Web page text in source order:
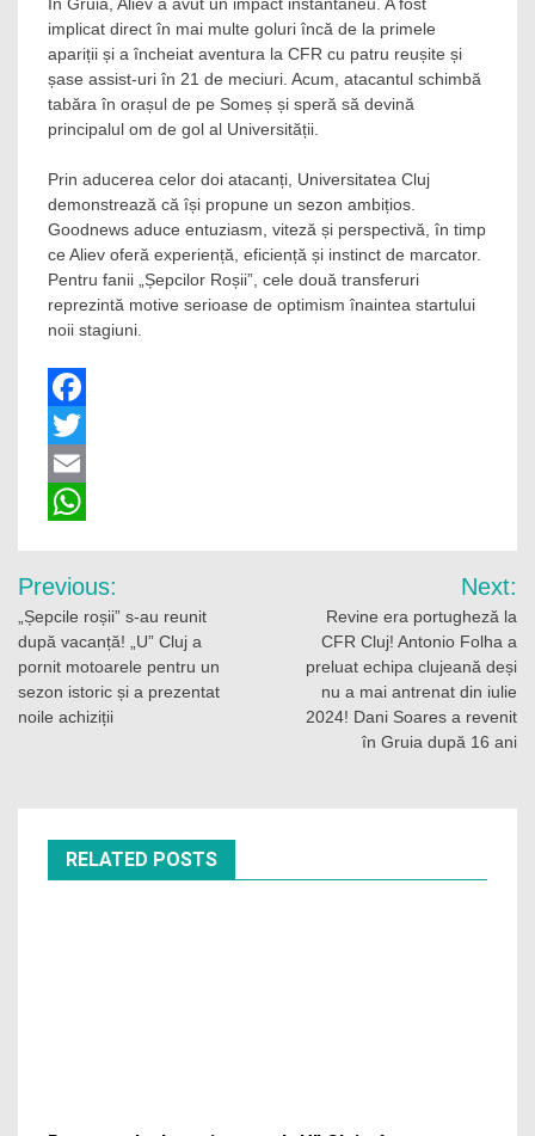
implicat direct în mai multe goluri încă de la primele
apariții și a încheiat aventura la CFR cu patru reușite și
șase assist-uri în 21 de meciuri. Acum, atacantul schimbă
tabăra în orașul de pe Someș și speră să devină
principalul om de gol al Universității.
Prin aducerea celor doi atacanți, Universitatea Cluj
demonstrează că își propune un sezon ambițios.
Goodnews aduce entuziasm, viteză și perspectivă, în timp
ce Aliev oferă experiență, eficiență și instinct de marcator.
Pentru fanii „Șepcilor Roșii”, cele două transferuri
reprezintă motive serioase de optimism înaintea startului
noii stagiuni.
Facebook
Twitter
Email
Navigare
în
articole
Previous:
„Șepcile roșii” s-au reunit
după vacanță! „U” Cluj a
pornit motoarele pentru un
sezon istoric și a prezentat
noile achiziții
Next:
Revine era portugheză la
CFR Cluj! Antonio Folha a
preluat echipa clujeană deși
nu a mai antrenat din iulie
2024! Dani Soares a revenit
în Gruia după 16 ani
RELATED POSTS